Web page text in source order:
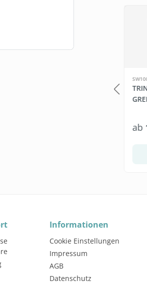
ab
Informationen
Cookie Einstellungen
Impressum
AGB
Datenschutz